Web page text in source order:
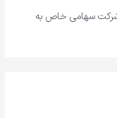
سهامی خاص به